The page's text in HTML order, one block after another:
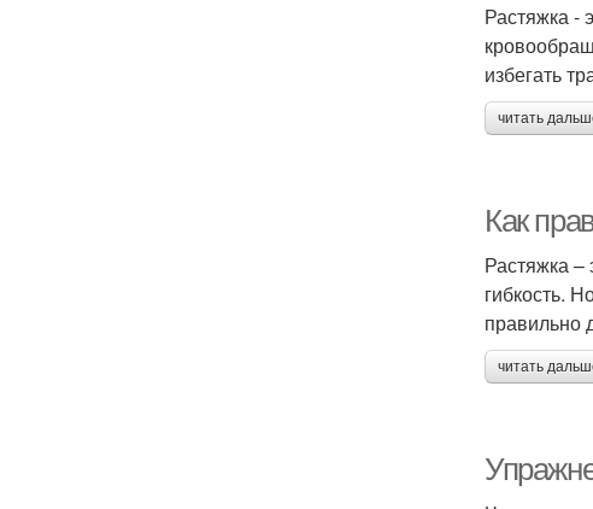
Растяжка -
избегать
читать
Как
Растяжка –
гибкость.
правильно
читать